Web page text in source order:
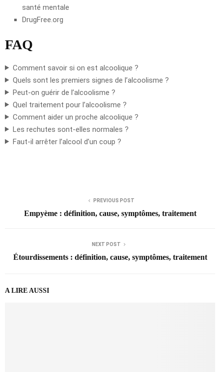
santé mentale
DrugFree.org
FAQ
Comment savoir si on est alcoolique ?
Quels sont les premiers signes de l’alcoolisme ?
Peut-on guérir de l’alcoolisme ?
Quel traitement pour l’alcoolisme ?
Comment aider un proche alcoolique ?
Les rechutes sont-elles normales ?
Faut-il arrêter l’alcool d’un coup ?
PREVIOUS POST
Empyème : définition, cause, symptômes, traitement
NEXT POST
Étourdissements : définition, cause, symptômes, traitement
A LIRE AUSSI